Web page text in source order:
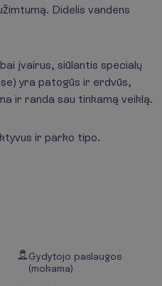
Didelis vandens
įvairus, siūlantis specialų
yra patogūs ir erdvūs,
ir randa sau tinkamą veiklą.
ir parko tipo.
Gydytojo paslaugos
(mokama)